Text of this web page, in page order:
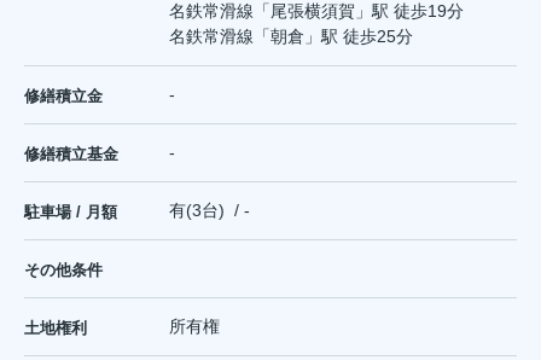
名鉄常滑線 「尾張横須賀 」駅 徒歩19分
名鉄常滑線 「朝倉 」駅 徒歩25分
修繕積立金 -
修繕積立基金 -
駐車場 / 月額 有(3台) / -
その他条件
土地権利 所有権